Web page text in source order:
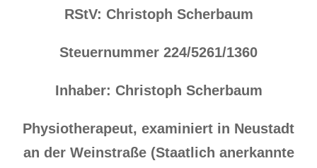
RStV: Christoph Scherbaum
Steuernummer 224/5261/1360
Inhaber: Christoph Scherbaum
Physiotherapeut, examiniert in Neustadt
an der Weinstraße (Staatlich anerkannte